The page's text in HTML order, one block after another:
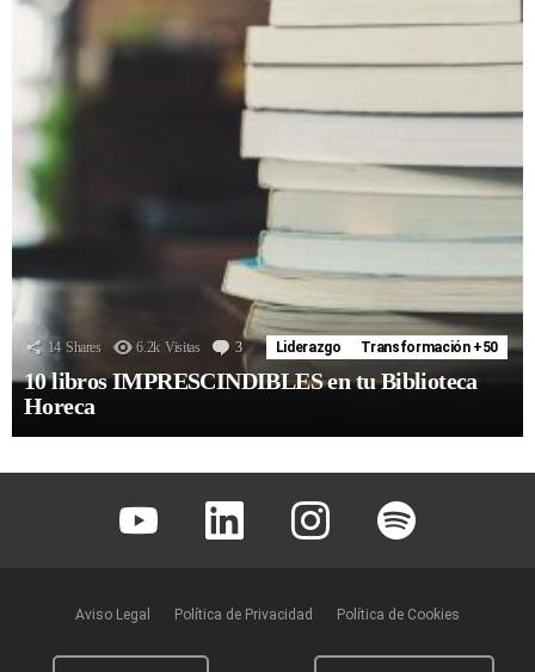
14 Shares 6.2k Visitas 3 Comentarios
Liderazgo Transformación +50
10 libros IMPRESCINDIBLES en tu Biblioteca
Horeca
Youtube Linkedin Instagram Spotify
Aviso Legal Política de Privacidad Política de Cookies